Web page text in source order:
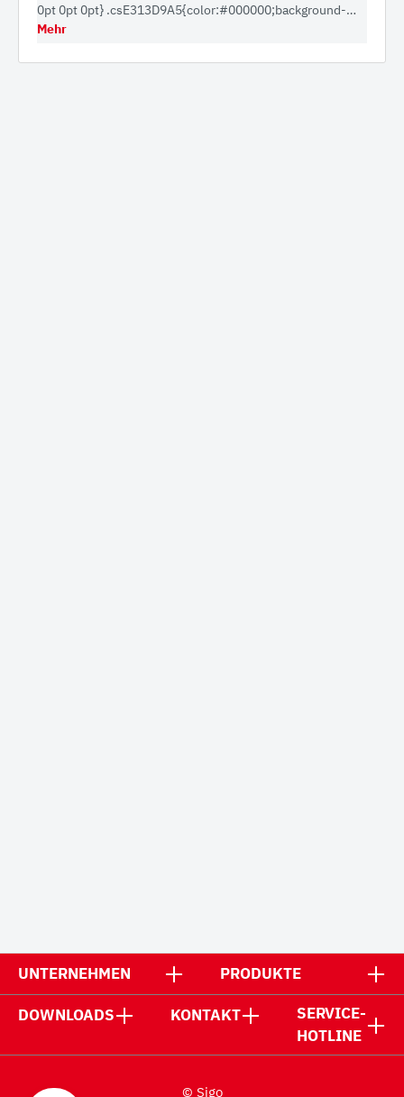
0pt 0pt 0pt} .csE313D9A5{color:#000000;background-…
Mehr
UNTERNEHMEN PRODUKTE
DOWNLOADS KONTAKT
SERVICE-
HOTLINE
© Sigo